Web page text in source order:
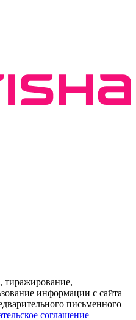
тиражирование,
информации с сайта
письменного
соглашение